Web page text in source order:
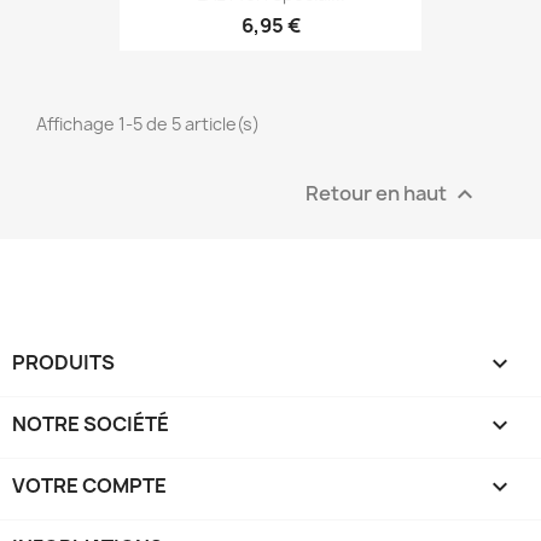
6,95 €
Affichage 1-5 de 5 article(s)
Retour en haut 
PRODUITS 
NOTRE SOCIÉTÉ 
VOTRE COMPTE 